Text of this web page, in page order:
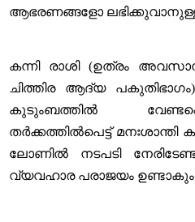
ആഭരണങ്ങളോ
കന്നി രാശി (ഉത്രം
ചിത്തിര ആദ്യ
കുടുംബത്തിൽ
തർക്കത്തിൽപെട്ട്
ലോണിൽ നടപടി
വ്യവഹാര പരാജയം